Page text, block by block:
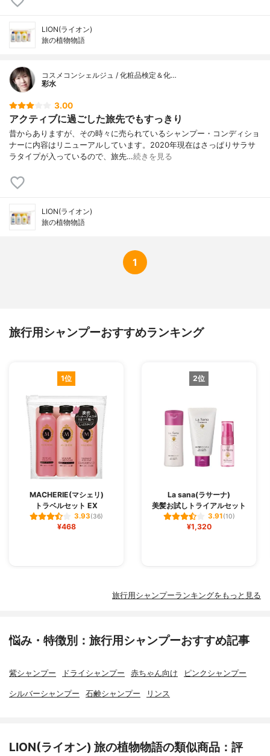
LION(ライオン)
旅の植物物語
コスメコンシェルジュ / 化粧品検定＆化…
彩水
3.00
アクティブに過ごした旅先でもすっきり
昔からありますが、その時々に売られているシャンプー・コンディショ
ナーに内容はリニューアルしています。2020年現在はさっぱりサラサ
ラタイプが入っているので、旅先…続きを見る
LION(ライオン)
旅の植物物語
1
旅行用シャンプーおすすめランキング
1位
MACHERIE(マシェリ)
トラベルセット EX
3.93(36)
¥468
2位
La sana(ラサーナ)
美髪お試しトライアルセット
3.91(10)
¥1,320
旅行用シャンプーランキングをもっと見る
悩み・特徴別：旅行用シャンプーおすすめ記事
紫シャンプー ドライシャンプー 赤ちゃん向け ピンクシャンプー
シルバーシャンプー 石鹸シャンプー リンス
LION(ライオン) 旅の植物物語の類似商品：評